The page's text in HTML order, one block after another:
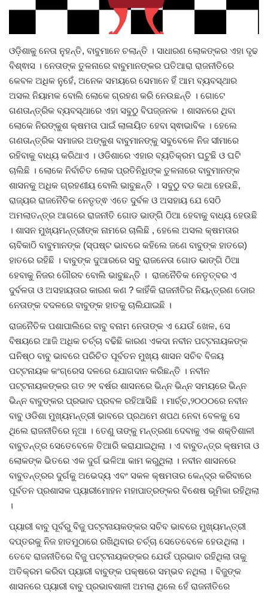
ଆଜିର ଖବର
ସାହିତ୍ୟ
ସଂସ୍କୃତି
ସିନେମା
ଓଡ଼ିଶାକୁ ନେତା ନୁହନ୍ତି, ବାବୁମାନେ ଚଲାନ୍ତି । ସାଧାରଣ ଲୋକଙ୍କର ଏହା ଦୃଢ
ବିଶ୍ଵାସ । ନେତାଙ୍କ ତୁଳନାରେ ବାବୁମାନଙ୍କର ପତିଆରା ରାଜନୀତିରେ
କେବଳ ଅଧିକ ନୁହେଁ, ଅନେକ ସମୟରେ ସେମାନେ ହିଁ ଆମ ବ୍ୟବସ୍ଥାର
ଅସଲ ନିୟାମକ ବୋଲି ଲୋକେ ଗ୍ରହଣ କରି ନେଉଛନ୍ତି । ଗୋଟେ
ଗଣତାନ୍ତ୍ରିକ ବ୍ୟବସ୍ଥାରେ ଏହା ସବୁଠୁ ବିପଜ୍ଜନକ । ଶାସନରେ ଥିବା
ଲୋକେ ନିରଙ୍କୁଶ କ୍ଷମତା ପାଇଁ ଲାଳାୟିତ ହେବା ସ୍ଵାଭାବିକ । ହେଲେ
ଗଣତାନ୍ତ୍ରିକ ସମାଜର ଅଙ୍କୁଶ ବାବୁମାନଙ୍କୁ ସବୁବେଳେ ନିଜ ସୀମାରେ
ରହିବାକୁ ବାଧ୍ୟ କରିଥାଏ । ଓଡିଶାରେ ଏହାର ବ୍ୟତିକ୍ରମ ଘଟୁଛି ଓ ଘଟି
ଚାଲିଛି । ଲୋକେ ନିର୍ବାଚିତ ଲୋକ ପ୍ରତିନିଧିଙ୍କ ତୁଳନାରେ ବାବୁମାନଙ୍କ
ଶାସନକୁ ଅଧିକ ଗ୍ରହଣୀୟ ବୋଲି ଭାବୁଛନ୍ତି । ସବୁଠୁ ବଡ କଥା ହେଉଛି,
ରାଜ୍ୟର ରାଜନୈତିକ ନେତୃତ୍ଵ ଏତେ ଦୁର୍ବଳ ଓ ଅସହାୟ ଯେ ସେଠି
ଅମଲାତନ୍ତ୍ର ଆଗରେ ରାଜନୀତି ଗୋଡ ଭାଙ୍ଗି ଠିଆ ହେବାକୁ ବାଧ୍ୟ ହେଉଛି
। ଶାସନ ମୁଖ୍ୟମନ୍ତ୍ରୀଙ୍କ ନାମରେ ଚାଲିଛି , ହେଲେ ଅସଲ କ୍ଷମତାର
ଚାବିକାଠି ବାବୁମାନଙ୍କ (ସ୍ପଷ୍ଟ ଭାବରେ କହିଲେ ଜଣେ ବାବୁଙ୍କ ହାତରେ)
ହାତରେ ରହିଛି । ବାବୁଙ୍କ ଦୁଆରରେ ସବୁ ରାଜନେତା ଗୋଡ ଭାଙ୍ଗି ଠିଆ
ହେବାକୁ ନିଜର ଗୌରବ ବୋଲି ଭାବୁଛନ୍ତି । ରାଜନୈତିକ ନେତୃତ୍ବର ଏ
ଦୁର୍ବଳତା ଓ ଅସହାୟତାର କାରଣ କଣ ? କାହିଁକି ରାଜନୀତିର ନିୟନ୍ତ୍ରଣ ଡୋର
ନେତାଙ୍କ ବଦଳରେ ବାବୁଙ୍କ ହାତକୁ ଚାଲିଯାଇଛି ।
ରାଜନୈତିକ ପଶାପାଲିରେ ବାବୁ ବନାମ ନେତାଙ୍କ ଏ ଯେଉଁ ଖେଳ, ସେ
ବିଷୟରେ ଆଜି ଅଧିକ ଚର୍ଚ୍ଚା ବଢିଛି କାରଣ ଏକଦା ନବୀନ ପଟ୍ଟନାୟକଙ୍କ
ଘନିଷ୍ଠ ବାବୁ ଭାବରେ ପରିଚିତ ପୂର୍ବତନ ମୁଖ୍ୟ ଶାସନ ସଚିବ ବିଜୟ
ପଟ୍ଟନାୟକ କଂଗ୍ରେସ ଦଳରେ ଯୋଗଦାନ କରିଛନ୍ତି । ନବୀନ
ପଟ୍ଟନାୟକଙ୍କର ଗତ ୨୧ ବର୍ଷର ଶାସନରେ ଭିନ୍ନ ଭିନ୍ନ ସମୟରେ ଭିନ୍ନ
ଭିନ୍ନ ବାବୁଙ୍କର ପ୍ରଭାବ ପ୍ରବଳ ରହିଆସିଛି । ମାର୍ଚ୍ଚ,୨୦୦୦ରେ ନବୀନ
ବାବୁ ଓଡିଶା ମୁଖ୍ୟମନ୍ତ୍ରୀ ଭାବରେ ପ୍ରଥମେ ଶପଥ ନେବା ବେଳକୁ ସେ
ଥିଲେ ରାଜନୀତିରେ ନୂଆ । ତେଣୁ ତାଙ୍କୁ ମନ୍ତ୍ରଣା ଦେବାକୁ ଏକ ଶକ୍ତିଶାଳୀ
ବାବୁତନ୍ତ୍ର ସେତେବେଳେ ତିଆରି କରାଯାଇଥିଲା । ଏ ବାବୁତନ୍ତ୍ର କ୍ଷମତା ଓ
ଲୋକଙ୍କ ଭିତରେ ଏକ ଦୁର୍ଗ ଭଳିଆ କାମ କରୁଥିଲା । ନବୀନ ଶାସନରେ
ବାବୁତନ୍ତ୍ରର ଦୁର୍ଗକୁ ଅଭେଦ୍ୟ ଏବଂ ସକଳ କ୍ଷମତାର କେନ୍ଦ୍ର କରିବାରେ
ପୂର୍ବତନ ପ୍ରଶାସକ ପ୍ୟାରୀମୋହନ ମହାପାତ୍ରଙ୍କର ବିଶେଷ ଭୂମିକା ରହିଥିଲା
।
ପ୍ୟାରୀ ବାବୁ ପୂର୍ବରୁ ବିଜୁ ପଟ୍ଟନାୟକଙ୍କର ସଚିବ ଭାବରେ ମୁଖ୍ୟମନ୍ତ୍ରୀ
ଦପ୍ତରକୁ ନିଜ ହାତମୁଠାରେ ରଖିଥିବାର ଚର୍ଚ୍ଚା ସେତେବେଳେ ହେଉଥିଲା ।
ତେବେ ରାଜନୀତିରେ ବିଜୁ ପଟ୍ଟନାୟକଙ୍କର ଯେଉଁ ପ୍ରଭାବ ରହିଥିଲା ତାକୁ
ଅତିକ୍ରମ କରିବା ପ୍ୟାରୀ ବାବୁଙ୍କ ପକ୍ଷରେ ସମ୍ଭବ ନଥିଲା । ବିଜୁଙ୍କ
ଶାସନରେ ପ୍ୟାରୀ ବାବୁ ପ୍ରଭାବଶାଳୀ ଅମଲା ଥିଲେ ହେଁ ରାଜନୀତିରେ